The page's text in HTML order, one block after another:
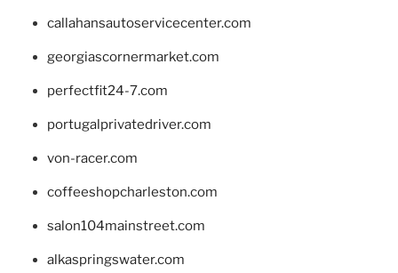
callahansautoservicecenter.com
georgiascornermarket.com
perfectfit24-7.com
portugalprivatedriver.com
von-racer.com
coffeeshopcharleston.com
salon104mainstreet.com
alkaspringswater.com